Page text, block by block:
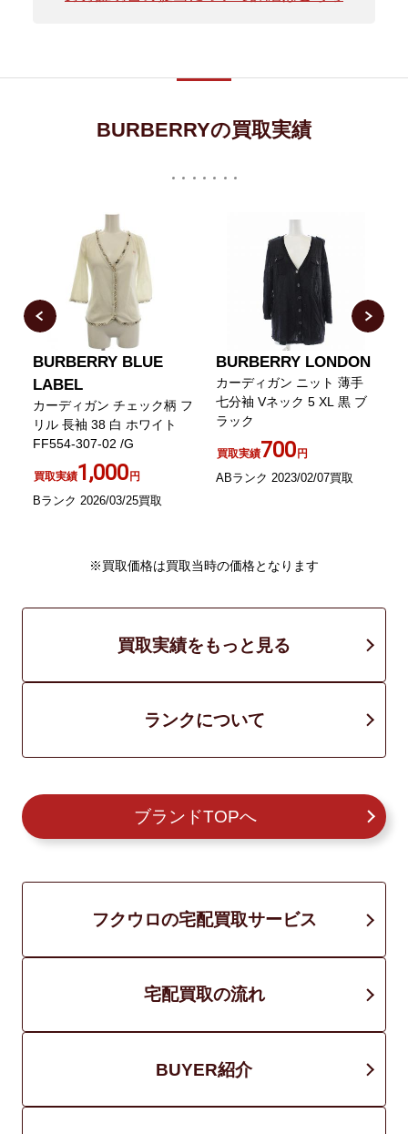
BURBERRYの買取実績
BURBERRY BLUE
LABEL
カーディガン チェック柄 フ
リル 長袖 38 白 ホワイト
FF554-307-02 /G
買取実績1,000円
Bランク 2026/03/25買取
BURBERRY LONDON
カーディガン ニット 薄手
七分袖 Vネック 5 XL 黒 ブ
ラック
買取実績700円
ABランク 2023/02/07買取
※買取価格は買取当時の価格となります
買取実績をもっと見る
ランクについて
ブランドTOPへ
フクウロの宅配買取サービス
宅配買取の流れ
BUYER紹介